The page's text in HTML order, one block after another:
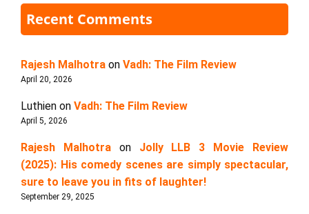
Recent Comments
Rajesh Malhotra on Vadh: The Film Review
April 20, 2026
Luthien on Vadh: The Film Review
April 5, 2026
Rajesh Malhotraon Jolly LLB 3 Movie Review
(2025): His comedy scenes are simply spectacular,
sure to leave you in fits of laughter!
September 29, 2025